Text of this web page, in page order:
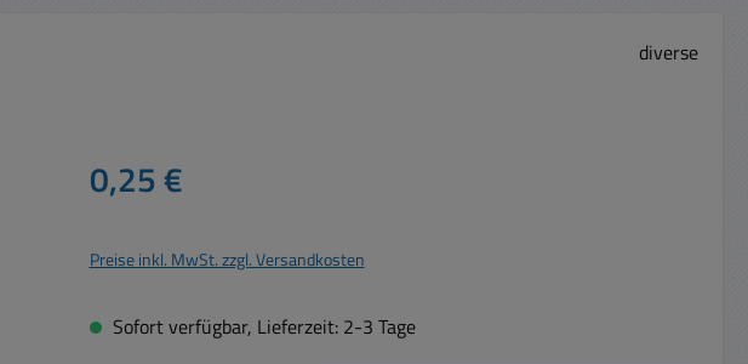
diverse
Regulärer Preis:
0,25 €
Preise inkl. MwSt. zzgl. Versandkosten
Sofort verfügbar, Lieferzeit: 2-3 Tage